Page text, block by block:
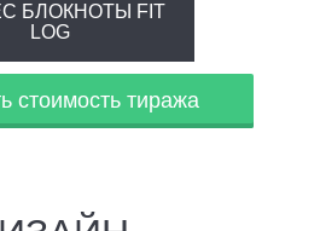
БЛОКНОТЫ FIT
LOG
стоимость тиража